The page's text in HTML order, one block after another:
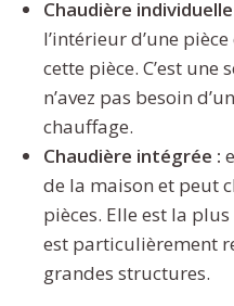
Chaudière
l’intérieur d’une
cette pièce. C’est
n’avez pas besoin
chauffage.
Chaudière intégrée :
de la maison et peut
pièces. Elle est la
est particulièrement
grandes structures.